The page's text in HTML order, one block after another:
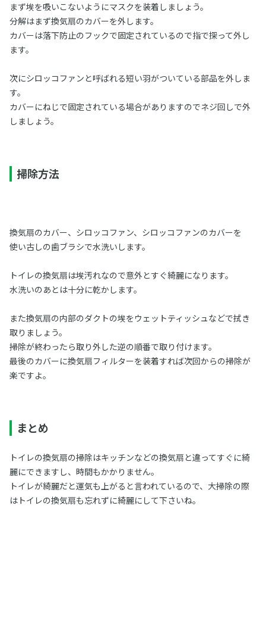
まず埃を吸いこないようにマスクを装着しましょう。
分解はまず換気扇のカバーを外します。
カバーは落下防止のフックで固定されているので指で探って外し
ます。
次にシロッコファンと呼ばれる短い羽がついている部品を外しま
す。
カバーにねじで固定されている場合がありますのでネジ回しで外
しましょう。
掃除方法
換気扇のカバー、シロッコファン、シロッコファンのカバーを
使い古しの歯ブラシで水洗いします。
トイレの換気扇は埃汚れなので意外とすぐ綺麗になります。
水洗いのあとは十分に乾かします。
また換気扇の内部のダクトの埃をウェットティッシュなどで拭き
取りましょう。
掃除が終わったら取り外した逆の順番で取り付けます。
最後のカバーに換気扇フィルターを装着すれば次回からの掃除が
楽ですよ。
まとめ
トイレの換気扇の掃除はキッチンなどの換気扇と違ってすぐに綺
麗にできますし、時間もかかりません。
トイレが綺麗だと運気も上がると言われているので、大掃除の際
はトイレの換気扇も忘れずに綺麗にして下さいね。